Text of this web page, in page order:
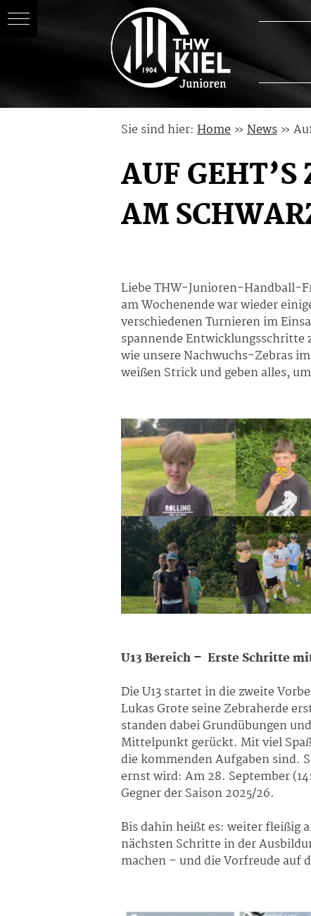
Sie sind hier: Home » News »
AUF
AM
Liebe THW-Junioren-Handball-
am Wochenende war wieder
verschiedenen Turnieren im
spannende Entwicklungsschritte
wie unsere Nachwuchs-Zebras
weißen Strick und geben alles,
U13 Bereich – Erste Schritte
Die U13 startet in die zweite
Lukas Grote seine Zebraherde
standen dabei Grundübungen
Mittelpunkt gerückt. Mit viel
die kommenden Aufgaben sind.
ernst wird: Am 28. September
Gegner der Saison 2025/26.
Bis dahin heißt es: weiter fleißig
nächsten Schritte in der
machen – und die Vorfreude auf